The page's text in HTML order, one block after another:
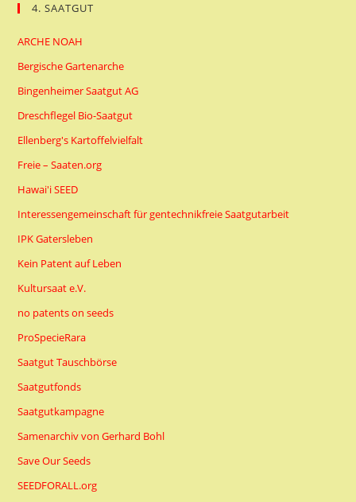
4. SAATGUT
ARCHE NOAH
Bergische Gartenarche
Bingenheimer Saatgut AG
Dreschflegel Bio-Saatgut
Ellenberg's Kartoffelvielfalt
Freie – Saaten.org
Hawai'i SEED
Interessengemeinschaft für gentechnikfreie Saatgutarbeit
IPK Gatersleben
Kein Patent auf Leben
Kultursaat e.V.
no patents on seeds
ProSpecieRara
Saatgut Tauschbörse
Saatgutfonds
Saatgutkampagne
Samenarchiv von Gerhard Bohl
Save Our Seeds
SEEDFORALL.org